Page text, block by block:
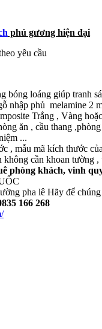
phủ gương hiện đại
yêu cầu
bóng loáng giúp tranh
nhập phủ melamine 2
Trắng , Vàng
ăn , cầu thang
...
, mẫu mã kích thước
cần khoan tường
phòng khách, vinh
pha lê Hãy để
166 268